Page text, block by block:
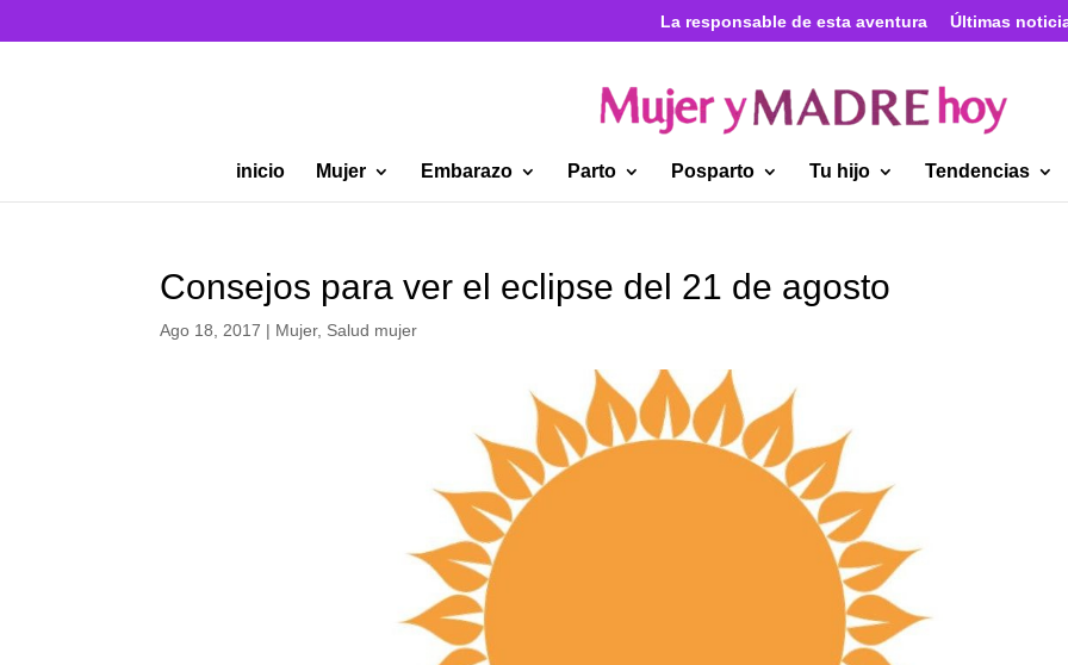
La responsable de esta aventura Últimas
inicio Mujer Embarazo Parto Posparto Tu hijo Tendencias
Consejos para ver el eclipse del 21 de agosto
Ago 18, 2017 | Mujer, Salud mujer